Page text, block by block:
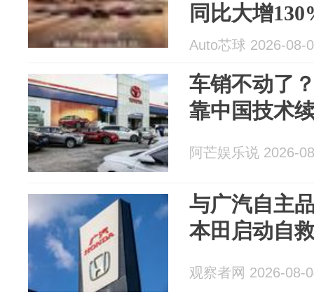
同比大增
Auto芯球 2026-08-
车销不动了
靠中国技术
阿芒娱乐说 2026-
与广汽自主
本田启动自
观察者网 2026-08-